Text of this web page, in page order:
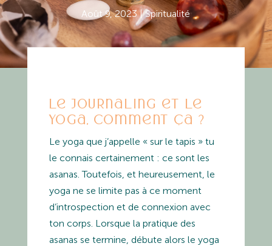
Août 9, 2023|Spiritualité
Le journaling et le
yoga, comment ça ?
Le yoga que j’appelle « sur le tapis » tu
le connais certainement : ce sont les
asanas. Toutefois, et heureusement, le
yoga ne se limite pas à ce moment
d’introspection et de connexion avec
ton corps. Lorsque la pratique des
asanas se termine, débute alors le yoga